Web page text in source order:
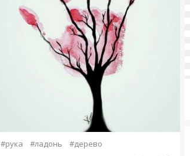
#рука #ладонь #дерево